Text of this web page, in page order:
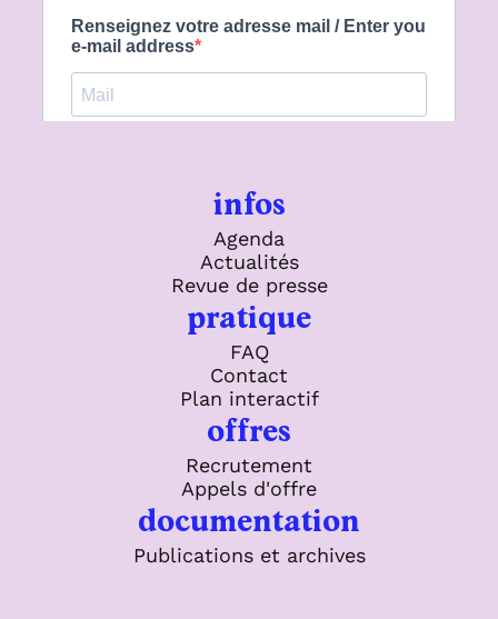
infos
Agenda
Actualités
Revue de presse
pratique
FAQ
Contact
Plan interactif
offres
Recrutement
Appels d'offre
documentation
Publications et archives